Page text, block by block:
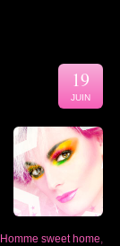
19
JUIN
Homme sweet home